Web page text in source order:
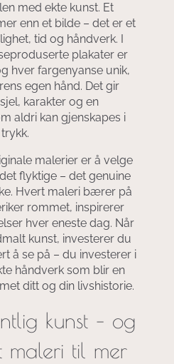
med ekte kunst. Et
enn et bilde – det er et
tid og håndverk. I
plakater er
hver fargenyanse unik,
egen hånd. Det gir
karakter og en
aldri kan gjenskapes i
trykk.
malerier er å velge
flyktige – det genuine
Hvert maleri bærer på
rommet, inspirerer
hver eneste dag. Når
kunst, investerer du
å se på – du investerer i
håndverk som blir en
ditt og din livshistorie.
kunst – og
maleri til mer